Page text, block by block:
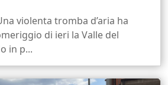
violenta tromba d’aria ha
di ieri la Valle del
in p...